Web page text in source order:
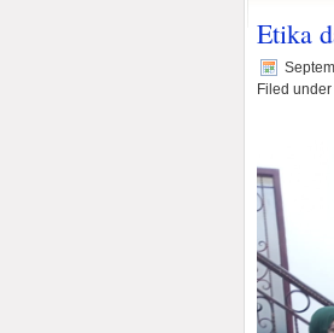
Etika
Filed under